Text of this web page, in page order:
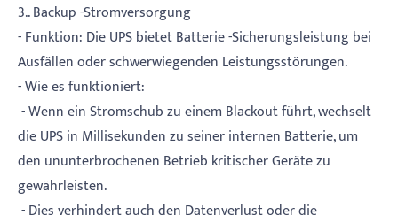
3.. Backup -Stromversorgung
- Funktion: Die UPS bietet Batterie -Sicherungsleistung bei
Ausfällen oder schwerwiegenden Leistungsstörungen.
- Wie es funktioniert:
- Wenn ein Stromschub zu einem Blackout führt, wechselt
die UPS in Millisekunden zu seiner internen Batterie, um
den ununterbrochenen Betrieb kritischer Geräte zu
gewährleisten.
- Dies verhindert auch den Datenverlust oder die